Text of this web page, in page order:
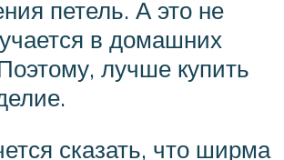
петель. А это не
в домашних
лучше купить
сказать, что ширма